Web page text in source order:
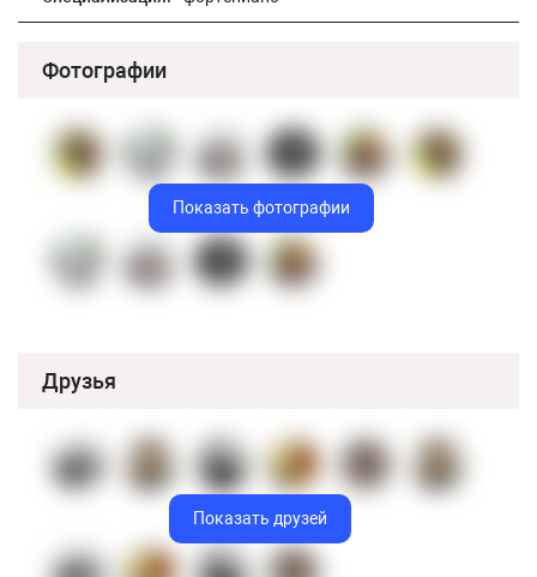
Фотографии
Показать фотографии
Друзья
Показать друзей